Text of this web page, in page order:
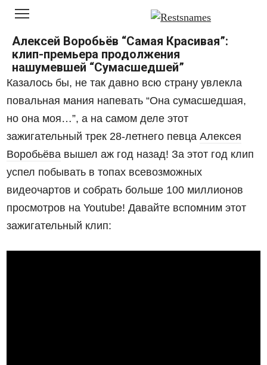
Перейти
контенту
Алексей Воробьёв “Самая Красивая”:
клип-премьера продолжения
нашумевшей “Сумасшедшей”
Казалось бы, не так давно всю страну увлекла
повальная мания напевать “Она сумасшедшая,
но она моя…”, а на самом деле этот
зажигательный трек 28-летнего певцаАлексея
Воробьёва вышел аж год назад! За этот год клип
успел побывать в топах всевозможных
видеочартов и собрать больше 100 миллионов
просмотров на Youtube! Давайте вспомним этот
зажигательный клип: